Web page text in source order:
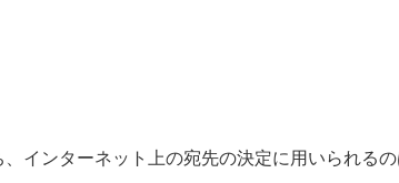
インターネット上の宛先の決定に用いられる